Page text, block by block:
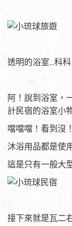
透明的浴室..科
阿！說到浴室，
計民宿的浴室小
噹噹噹！看到沒！
沐浴用品都是使
這是只有一般大
接下來就是瓦二